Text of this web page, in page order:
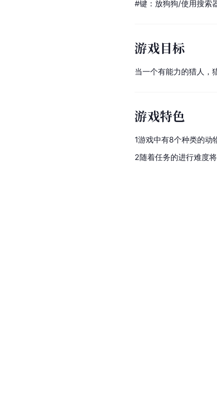
#键：放狗狗/使用搜索
游戏目标
当一个有能力的猎人，
游戏特色
1游戏中有8个种类的动
2随着任务的进行难度